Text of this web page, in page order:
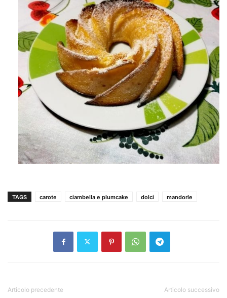
TAGS carote ciambella e plumcake dolci mandorle
Articolo precedente Articolo successivo